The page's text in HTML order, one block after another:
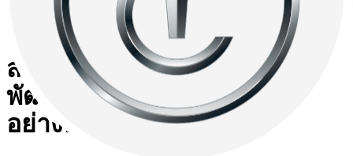
สรุป : ศูนย์เบนซ์ TTC
พัฒนาการ ดูแล Sprinter ได้
อย่างครบวงจร